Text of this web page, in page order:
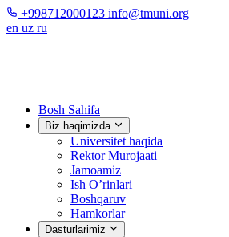
+998712000123 info@tmuni.org
en uz ru
Bosh Sahifa
Biz haqimizda
Universitet haqida
Rektor Murojaati
Jamoamiz
Ish O’rinlari
Boshqaruv
Hamkorlar
Dasturlarimiz